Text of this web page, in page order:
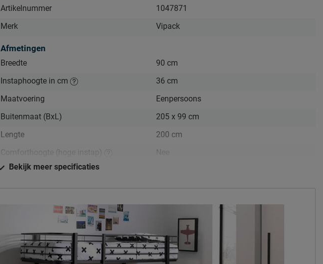
Artikelnummer
1047871
Merk
Vipack
Afmetingen
Breedte
90 cm
Instaphoogte in cm
36 cm
Maatvoering
Eenpersoons
Buitenmaat (BxL)
205 x 99 cm
Lengte
200 cm
Comforthoogte (hoge instap)
Nee
Hoogte hoofdbord
Hoogte
166 cm
Elektrisch verstelbare bedbodem
mogelijk?
Niet mogelijk
Uitvoering
Incl. bedbodem, excl. matras
Bekijk meer specificaties